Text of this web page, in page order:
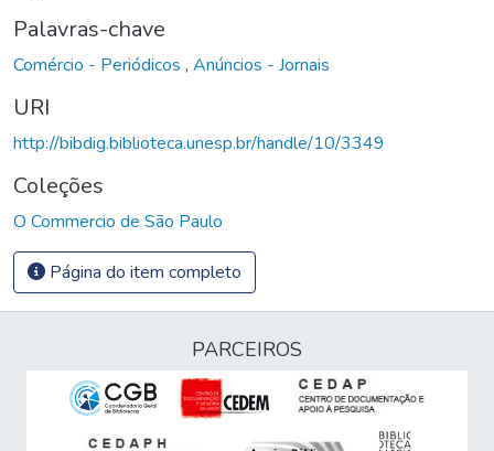
Palavras-chave
Comércio - Periódicos , Anúncios - Jornais
URI
http://bibdig.biblioteca.unesp.br/handle/10/3349
Coleções
O Commercio de São Paulo
Página do item completo
PARCEIROS